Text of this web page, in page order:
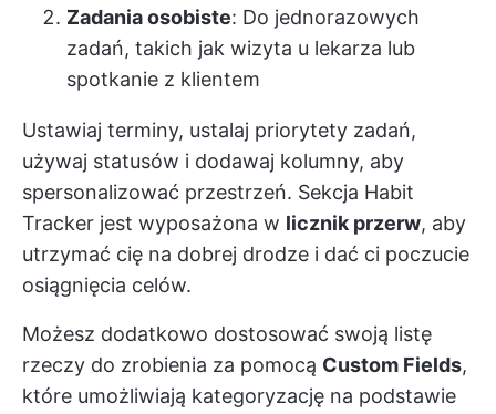
Zadania osobiste: Do jednorazowych
zadań, takich jak wizyta u lekarza lub
spotkanie z klientem
Ustawiaj terminy, ustalaj priorytety zadań,
używaj statusów i dodawaj kolumny, aby
spersonalizować przestrzeń. Sekcja Habit
Tracker jest wyposażona w licznik przerw, aby
utrzymać cię na dobrej drodze i dać ci poczucie
osiągnięcia celów.
Możesz dodatkowo dostosować swoją listę
rzeczy do zrobienia za pomocą Custom Fields,
które umożliwiają kategoryzację na podstawie